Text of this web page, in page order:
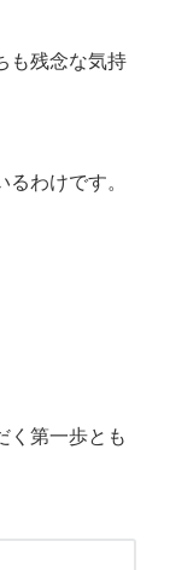
も残念な気持
わけです。
く第一歩とも